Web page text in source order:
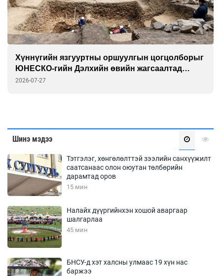
Хүннүгийн язгууртны оршуулгын цогцолборыг
ЮНЕСКО-гийн Дэлхийн өвийн жагсаалтад
бүртгэлээ
2026-07-27
Шинэ мэдээ
Тэтгэлэг, хөнгөлөлттэй зээлийн санхүүжилт
саатсанаас олон оюутан төлбөрийн
дарамтад оров
15 мин
Налайх дүүргийнхэн хошой аваргаар
шалгарлаа
45 мин
БНСУ-д хэт халсны улмаас 19 хүн нас
баржээ